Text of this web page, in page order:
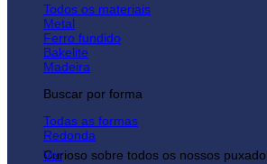
Todos os materiais
Metal
Ferro fundido
Bakelite
Madeira
Buscar por forma
Todas as formas
Redonda
Curioso sobre todos os nossos
Ver